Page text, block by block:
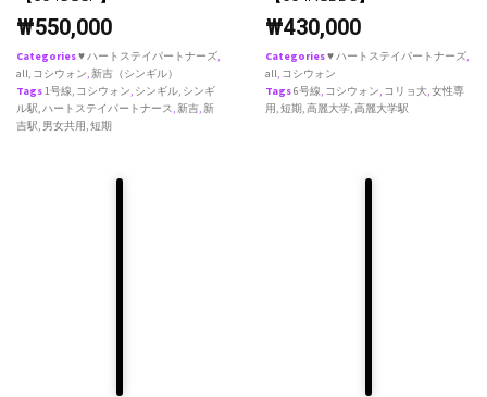
₩550,000
Categories♥ ハートステイパートナーズ,
all, コシウォン,新吉（シンギル）
Tags1号線, コシウォン, シンギル, シンギ
ル駅,ハートステイパートナース,新吉,新
吉駅, 男女共用,短期
₩430,000
Categories♥ ハートステイパートナーズ,
all, コシウォン
Tags6号線, コシウォン, コリョ大,女性専
用,短期,高麗大学,高麗大学駅